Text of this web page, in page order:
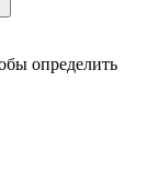
определить